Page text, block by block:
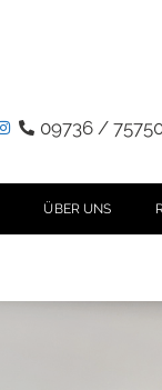
09736 /
ÜBER UNS